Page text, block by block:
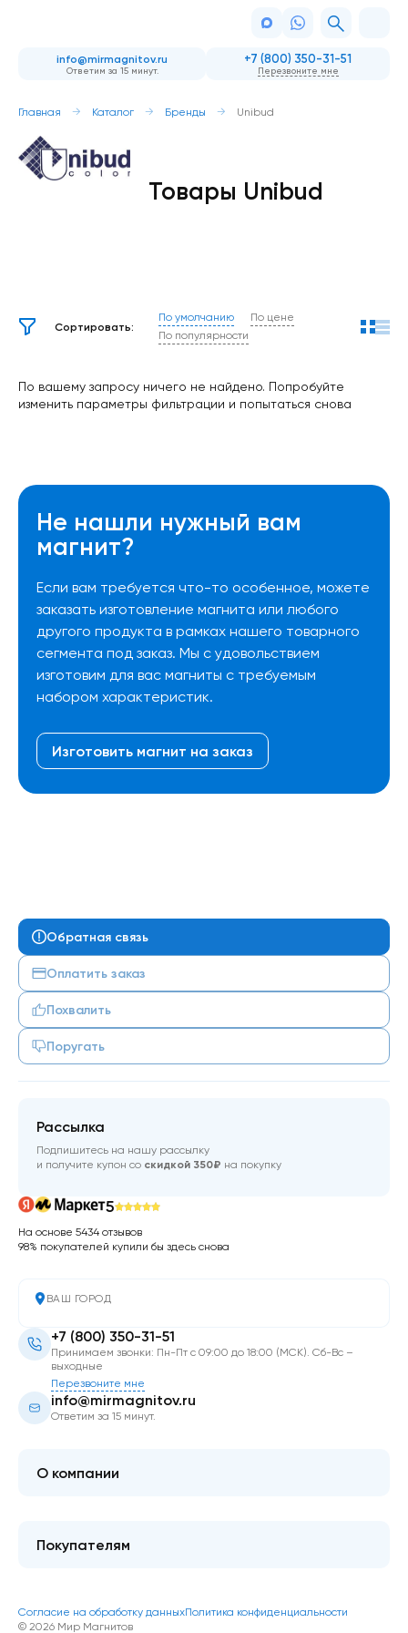
info@mirmagnitov.ru
Ответим за 15 минут.
+7 (800) 350-31-51
Перезвоните мне
Главная Каталог Бренды Unibud
Товары Unibud
Сортировать:
По умолчанию
По цене
По популярности
По вашему запросу ничего не найдено. Попробуйте
изменить параметры фильтрации и попытаться снова
Не нашли нужный вам
магнит?
Если вам требуется что-то особенное, можете
заказать изготовление магнита или любого
другого продукта в рамках нашего товарного
сегмента под заказ. Мы с удовольствием
изготовим для вас магниты с требуемым
набором характеристик.
Изготовить магнит на заказ
Обратная связь
Оплатить заказ
Похвалить
Поругать
ВАШ ГОРОД
+7 (800) 350-31-51
Принимаем звонки: Пн-Пт с 09:00 до 18:00 (МСК). Сб-Вс –
выходные
Перезвоните мне
info@mirmagnitov.ru
Ответим за 15 минут.
Покупателям
О компании
Как оформить покупку
Рассылка
Подпишитесь на нашу рассылку
и получите купон со скидкой 350₽ на покупку
5
На основе 5434 отзывов
98% покупателей купили бы здесь снова
© 2026 Мир Магнитов
Согласие на обработку данныхПолитика конфиденциальности